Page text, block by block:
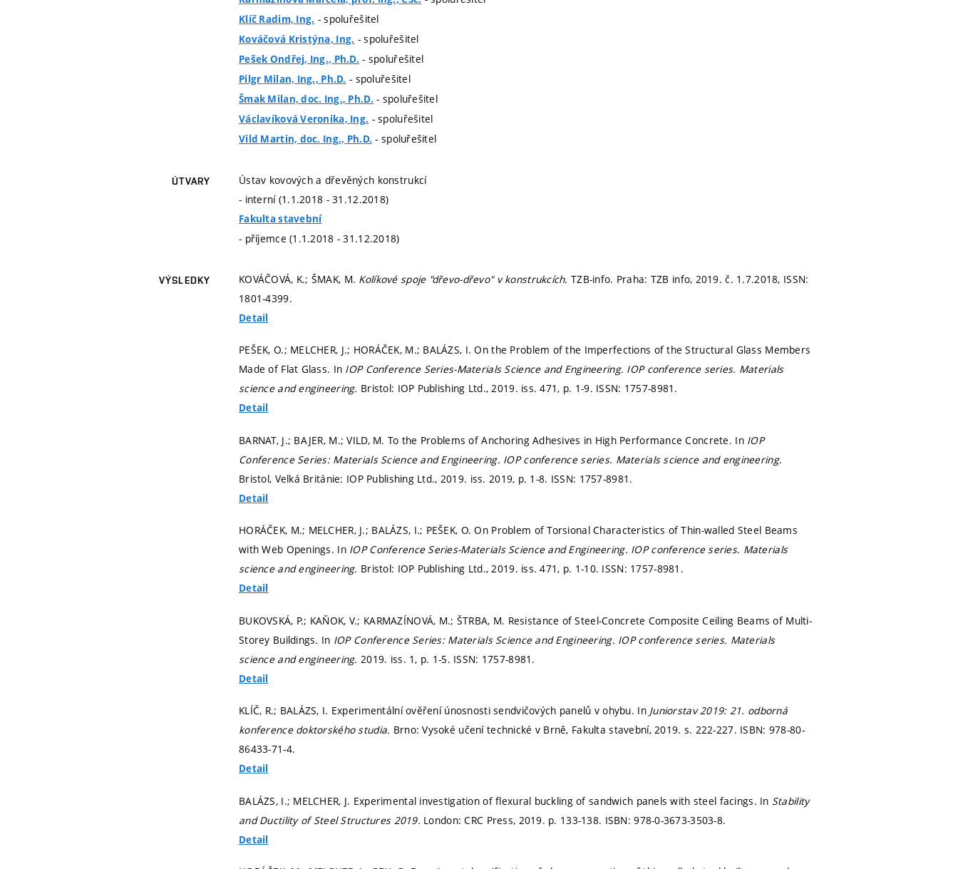
Klíč Radim, Ing. - spoluřešitel
Kováčová Kristýna, Ing. - spoluřešitel
Pešek Ondřej, Ing., Ph.D. - spoluřešitel
Pilgr Milan, Ing., Ph.D. - spoluřešitel
Šmak Milan, doc. Ing., Ph.D. - spoluřešitel
Václavíková Veronika, Ing. - spoluřešitel
Vild Martin, doc. Ing., Ph.D. - spoluřešitel
ÚTVARY
Ústav kovových a dřevěných konstrukcí
- interní (1.1.2018 - 31.12.2018)
Fakulta stavební
- příjemce (1.1.2018 - 31.12.2018)
VÝSLEDKY KOVÁČOVÁ, K.; ŠMAK, M. Kolíkové spoje "dřevo-dřevo" v konstrukcích.TZB-info. Praha: TZB info, 2019. č. 1.7.2018, ISSN:
1801-4399.
Detail
PEŠEK, O.; MELCHER, J.; HORÁČEK, M.; BALÁZS, I. On the Problem of the Imperfections of the Structural Glass Members
Made of Flat Glass. In IOP Conference Series-Materials Science and Engineering. IOP conference series. Materials
science and engineering. Bristol: IOP Publishing Ltd., 2019. iss. 471, p. 1-9. ISSN: 1757-8981.
Detail
BARNAT, J.; BAJER, M.; VILD, M. To the Problems of Anchoring Adhesives in High Performance Concrete. In IOP
Conference Series: Materials Science and Engineering. IOP conference series. Materials science and engineering.
Bristol, Velká Británie: IOP Publishing Ltd., 2019. iss. 2019, p. 1-8. ISSN: 1757-8981.
Detail
HORÁČEK, M.; MELCHER, J.; BALÁZS, I.; PEŠEK, O. On Problem of Torsional Characteristics of Thin-walled Steel Beams
with Web Openings. In IOP Conference Series-Materials Science and Engineering. IOP conference series. Materials
science and engineering. Bristol: IOP Publishing Ltd., 2019. iss. 471, p. 1-10. ISSN: 1757-8981.
Detail
BUKOVSKÁ, P.; KAŇOK, V.; KARMAZÍNOVÁ, M.; ŠTRBA, M. Resistance of Steel-Concrete Composite Ceiling Beams of Multi-
Storey Buildings. In IOP Conference Series: Materials Science and Engineering. IOP conference series. Materials
science and engineering. 2019. iss. 1, p. 1-5. ISSN: 1757-8981.
Detail
KLÍČ, R.; BALÁZS, I. Experimentální ověření únosnosti sendvičových panelů v ohybu. In Juniorstav 2019: 21. odborná
konference doktorského studia. Brno: Vysoké učení technické v Brně, Fakulta stavební, 2019. s. 222-227. ISBN: 978-80-
86433-71-4.
Detail
BALÁZS, I.; MELCHER, J. Experimental investigation of flexural buckling of sandwich panels with steel facings. In Stability
and Ductility of Steel Structures 2019. London: CRC Press, 2019. p. 133-138. ISBN: 978-0-3673-3503-8.
Detail